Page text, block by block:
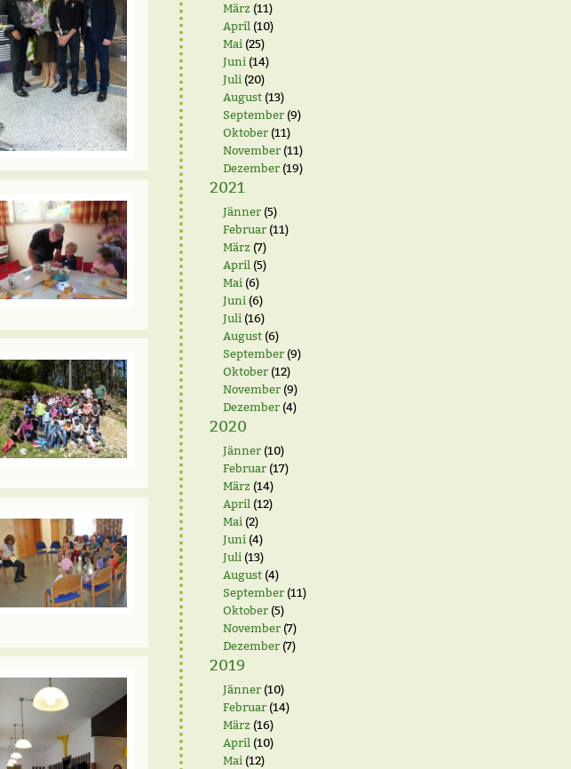
März (11)
April (10)
Mai (25)
Juni (14)
Juli (20)
August(13)
September(9)
Oktober(11)
November(11)
Dezember(19)
2021
Jänner(5)
Februar(11)
März (7)
April (5)
Mai (6)
Juni (6)
Juli (16)
August(6)
September(9)
Oktober(12)
November(9)
Dezember(4)
2020
Jänner(10)
Februar(17)
März (14)
April (12)
Mai (2)
Juni (4)
Juli (13)
August(4)
September(11)
Oktober(5)
November(7)
Dezember(7)
2019
Jänner(10)
Februar(14)
März (16)
April (10)
Mai (12)